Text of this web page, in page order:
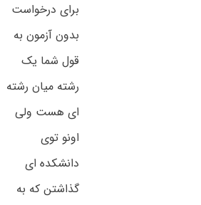
برای درخواست
بدون آزمون به
قول شما یک
رشته میان رشته
ای هست ولی
اونو توی
دانشکده ای
گذاشتن که به